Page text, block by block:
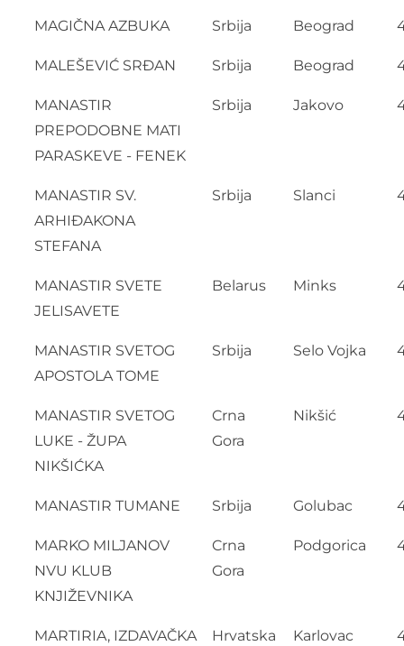
MAGIČNA AZBUKA Srbija Beograd
MALEŠEVIĆ SRĐAN Srbija Beograd
MANASTIR
PREPODOBNE MATI
PARASKEVE - FENEK
Srbija Jakovo
MANASTIR SV.
ARHIĐAKONA
STEFANA
Srbija Slanci
MANASTIR SVETE
JELISAVETE
Belarus Minks
MANASTIR SVETOG
APOSTOLA TOME
Srbija Selo Vojka
MANASTIR SVETOG
LUKE - ŽUPA
NIKŠIĆKA
Crna
Gora
Nikšić
MANASTIR TUMANE Srbija Golubac
MARKO MILJANOV
NVU KLUB
KNJIŽEVNIKA
Crna
Gora
Podgorica
MARTIRIA, IZDAVAČKA
Hrvatska Karlovac